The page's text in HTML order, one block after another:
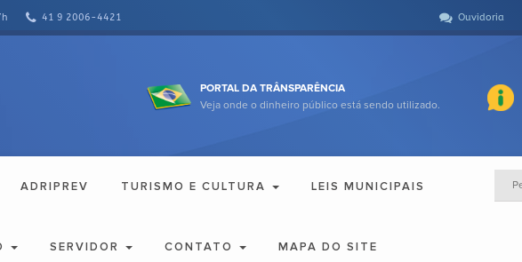
41 9 2006-4421 Ouvidoria
PORTAL DA TRÂNSPARÊNCIA
Veja onde o dinheiro público está sendo utilizado.
ADRIPREV TURISMO E CULTURA LEIS MUNICIPAIS
SERVIDOR CONTATO MAPA DO SITE